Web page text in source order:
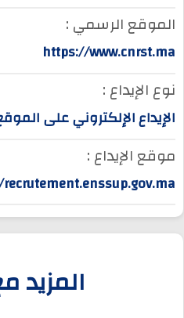
الموقع الرسمي :
https://www.cnrst.ma
نوع الإيداع :
الإيداع الإلكتروني على
موقع الإيداع :
recrutement.enssup.gov.ma
المزيد